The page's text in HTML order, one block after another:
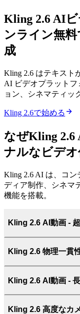
Kling 2.6 AI
ンライン無
成
Kling 2.6 はテキスト
AI ビデオプラットフ
ョン、シネマティッ
Kling 2.6で始める
なぜKling 2.6
ナルなビデオ
Kling 2.6 AI は、コ
ディア制作、シネマ
機能を搭載。
Kling 2.6 AI動画 -
Kling 2.6 物理一貫
Kling 2.6 AI動画 -
Kling 2.6 高度なカ